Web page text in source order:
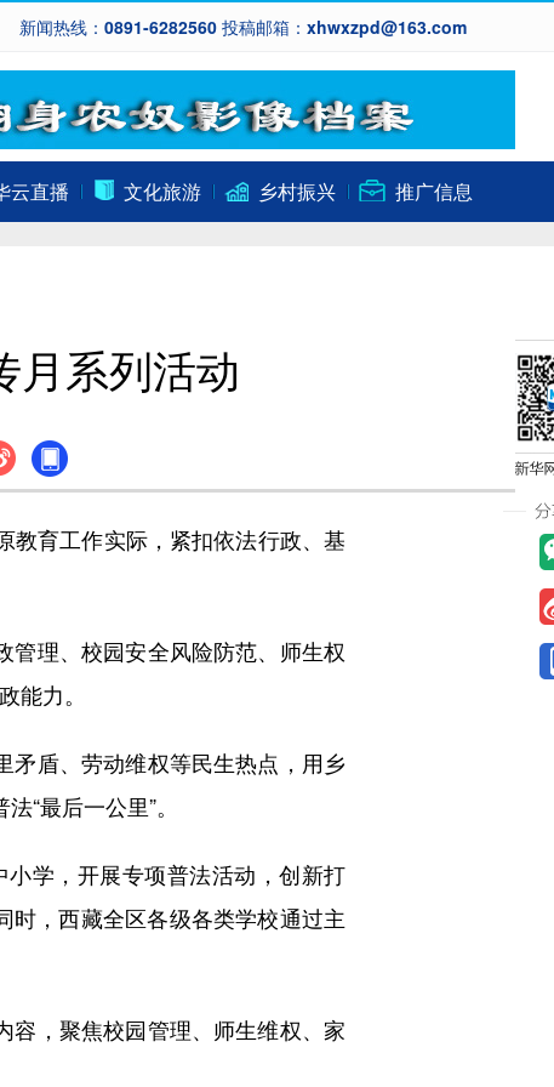
新闻热线：0891-6282560 投稿邮箱：xhwxzpd@163.com
云直播 文化旅游 乡村振兴 推广信息
月系列活动
育工作实际，紧扣依法行政、基
理、校园安全风险防范、师生权
能力。
盾、劳动维权等民生热点，用乡
“最后一公里”。
学，开展专项普法活动，创新打
时，西藏全区各级各类学校通过主
，聚焦校园管理、师生维权、家